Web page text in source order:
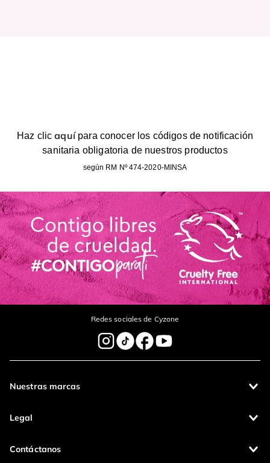
Haz clicaquípara conocer los códigos de notificación
sanitaria obligatoria de nuestros productos
según RM Nº 474-2020-MINSA
Redes sociales de Cyzone
Nuestras marcas
Legal
Contáctanos